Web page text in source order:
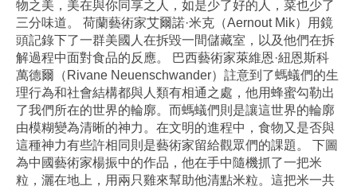
物之美，美在與你同享之人，如是少了好的人，菜也少了
三分味道。 荷蘭藝術家艾爾諾·米克（Aernout Mik）用鏡
頭記錄下了一群美國人在拆毀一間儲藏室，以及他們在拆
解過程中面對食品的反應。 巴西藝術家萊維恩·紐恩斯科
萬德爾（Rivane Neuenschwander）註意到了螞蟻們的生
理行為和社會結構都與人類有相通之處，他用蜂蜜勾勒出
了我們所在的世界的輪廓。而螞蟻們則是讓這世界的輪廓
由模糊變為清晰的神力。在文明的進程中，食物又是否與
這種神力有些許相同則是藝術家留給觀眾們的課題。 下圖
為中國藝術家楊振中的作品，他在手中隨機抓了一把米
粒，灑在地上，用兩只雞來幫助他清點米粒。這把米一共